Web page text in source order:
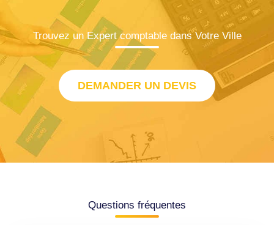
Trouvez un Expert comptable dans Votre Ville
DEMANDER UN DEVIS
Questions fréquentes